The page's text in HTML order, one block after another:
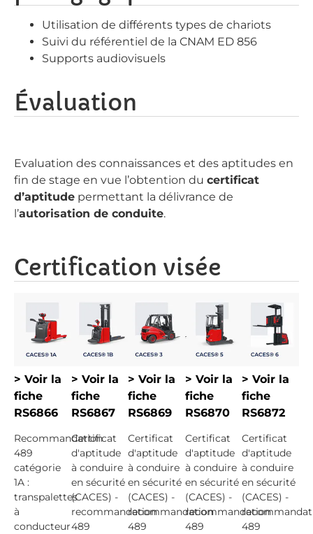
Utilisation de différents types de chariots
Suivi du référentiel de la CNAM ED 856
Supports audiovisuels
Évaluation
Evaluation des connaissances et des aptitudes en
fin de stage en vue l’obtention du certificat
d’aptitude permettant la délivrance de
l’autorisation de conduite.
Certification visée
> Voir la
fiche
RS6866
Recommandation
489
catégorie
1A :
transpalettes
à
conducteur
> Voir la
fiche
RS6867
Certificat
d'aptitude
à conduire
en sécurité
(CACES) -
recommandation
489
> Voir la
fiche
RS6869
Certificat
d'aptitude
à conduire
en sécurité
(CACES) -
recommandation
489
> Voir la
fiche
RS6870
Certificat
d'aptitude
à conduire
en sécurité
(CACES) -
recommandation
489
> Voir la
fiche
RS6872
Certificat
d'aptitude
à conduire
en sécurité
(CACES) -
489